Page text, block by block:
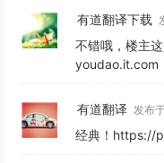
有道翻译下载
不错哦，楼主
youdao.it.com
有道翻译 发布
经典！https://